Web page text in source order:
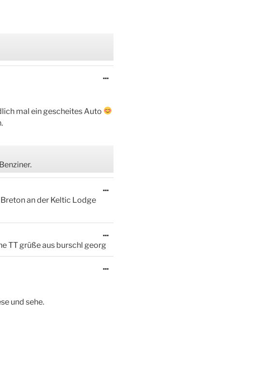
mal ein gescheites Auto
...Diese
an der Keltic Lodge
...Diese
TT grüße aus burschl georg
...Diese
ein-/ausblenden.
und sehe.
...Diese